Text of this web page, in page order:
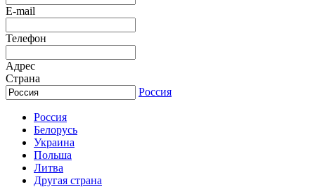
E-mail
Телефон
Адрес
Страна
Россия
Россия
Белорусь
Украина
Польша
Литва
Другая страна